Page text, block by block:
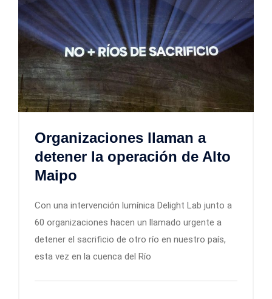
Organizaciones llaman a
detener la operación de Alto
Maipo
Con una intervención lumínica Delight Lab junto a
60 organizaciones hacen un llamado urgente a
detener el sacrificio de otro río en nuestro país,
esta vez en la cuenca del Río